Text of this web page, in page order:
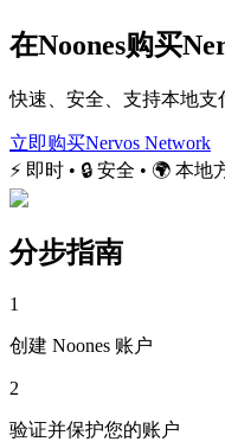
在Noones购买
快速、安全、支持本地支
立即购买Nervos Network
⚡ 即时 • 🔒 安全 • 🌍 本地
分步指南
1
创建 Noones 账户
2
验证并保护您的账户